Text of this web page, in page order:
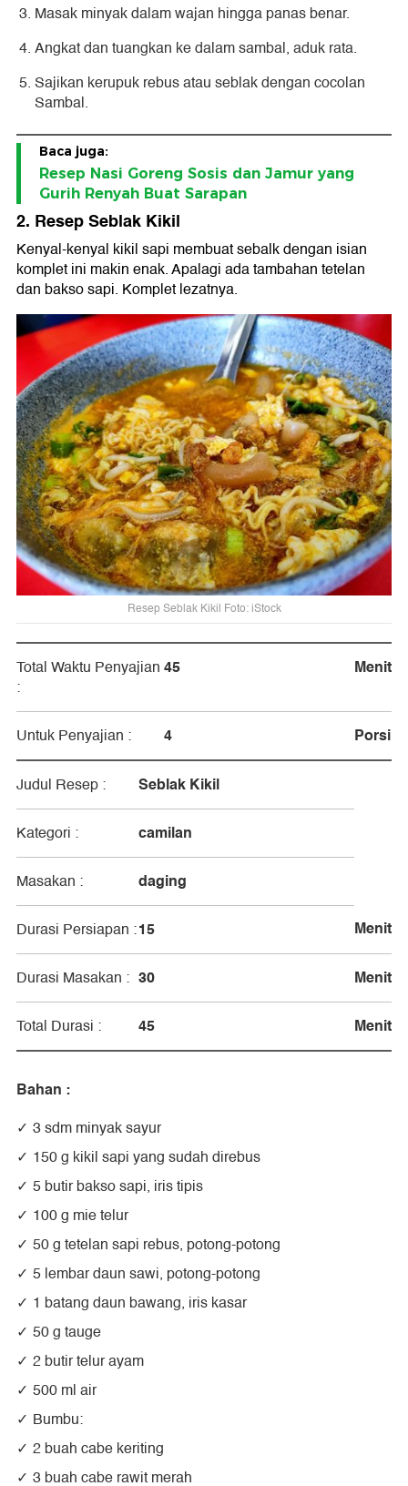
Masak minyak dalam wajan hingga panas benar.
Angkat dan tuangkan ke dalam sambal, aduk rata.
Sajikan kerupuk rebus atau seblak dengan cocolan
Sambal.
Baca juga:
Resep Nasi Goreng Sosis dan Jamur yang
Gurih Renyah Buat Sarapan
2. Resep Seblak Kikil
Kenyal-kenyal kikil sapi membuat sebalk dengan isian
komplet ini makin enak. Apalagi ada tambahan tetelan
dan bakso sapi. Komplet lezatnya.
Resep Seblak Kikil Foto: iStock
Total Waktu Penyajian
:
45 Menit
Untuk Penyajian : 4 Porsi
Judul Resep : Seblak Kikil
Kategori : camilan
Masakan : daging
Durasi Persiapan :15 Menit
Durasi Masakan : 30 Menit
Total Durasi : 45 Menit
Bahan :
3 sdm minyak sayur
150 g kikil sapi yang sudah direbus
5 butir bakso sapi, iris tipis
100 g mie telur
50 g tetelan sapi rebus, potong-potong
5 lembar daun sawi, potong-potong
1 batang daun bawang, iris kasar
50 g tauge
2 butir telur ayam
500 ml air
Bumbu:
2 buah cabe keriting
3 buah cabe rawit merah